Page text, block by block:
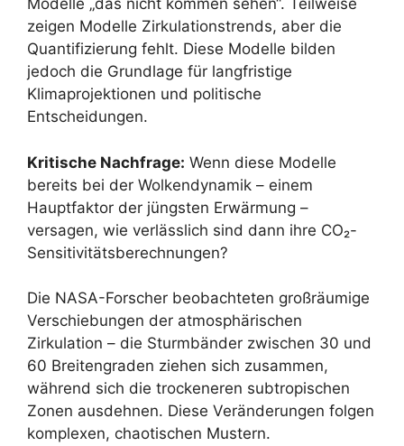
Modelle „das nicht kommen sehen“. Teilweise
zeigen Modelle Zirkulationstrends, aber die
Quantifizierung fehlt. Diese Modelle bilden
jedoch die Grundlage für langfristige
Klimaprojektionen und politische
Entscheidungen.
Kritische Nachfrage: Wenn diese Modelle
bereits bei der Wolkendynamik – einem
Hauptfaktor der jüngsten Erwärmung –
versagen, wie verlässlich sind dann ihre CO₂-
Sensitivitätsberechnungen?
Die NASA-Forscher beobachteten großräumige
Verschiebungen der atmosphärischen
Zirkulation – die Sturmbänder zwischen 30 und
60 Breitengraden ziehen sich zusammen,
während sich die trockeneren subtropischen
Zonen ausdehnen. Diese Veränderungen folgen
komplexen, chaotischen Mustern.